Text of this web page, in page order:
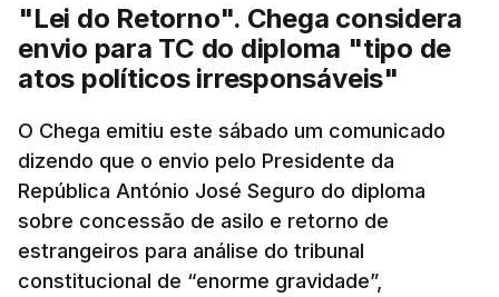
"Lei do Retorno". Chega considera
envio para TC do diploma "tipo de
atos políticos irresponsáveis"
O Chega emitiu este sábado um comunicado
dizendo que o envio pelo Presidente da
República António José Seguro do diploma
sobre concessão de asilo e retorno de
estrangeiros para análise do tribunal
constitucional de “enorme gravidade”,